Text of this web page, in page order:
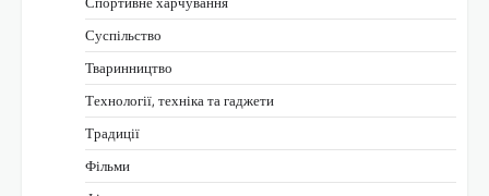
Суспільство
Тваринництво
Технології, техніка та гаджети
Традиції
Фільми